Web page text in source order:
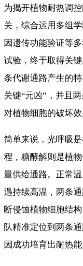
为揭开植物耐热调
关，综合运用多组
因遗传功能验证等
试验，终于取得关
条代谢通路产生的
关键“元凶”，并且
对植物细胞的破坏效
简单来说，光呼吸
程，糖酵解则是植
量供给通路。正常
遇持续高温，两条
断侵蚀植物细胞结
队精准定位到两条
因成功培育出耐热